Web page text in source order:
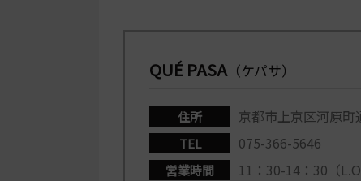
QUÉ PASA（ケパサ）
住所 京都市上京区河原
TEL 075-366-5646
営業時間
11：30-14：30（L.O.